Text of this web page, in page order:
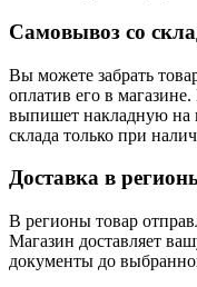
Самовывоз со
Вы можете забрать
оплатив его в
выпишет накладную на
склада только при
Доставка в
В регионы товар
Магазин доставляет
документы до